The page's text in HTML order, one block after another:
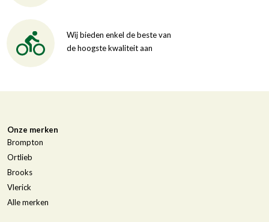
Wij bieden enkel de beste van
de hoogste kwaliteit aan
Onze merken
Brompton
Ortlieb
Brooks
Vlerick
Alle merken